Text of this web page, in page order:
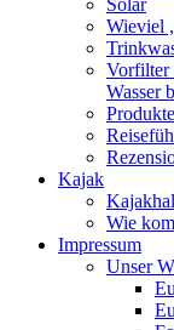
Wieviel
Vorfilter
Wasser
Kajak
Wie
Impressum
Unser